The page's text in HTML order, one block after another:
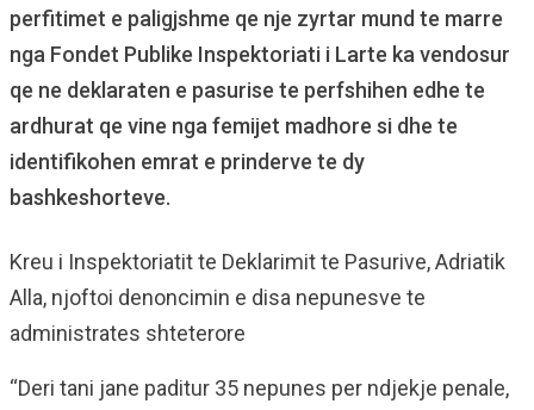
perfitimet e paligjshme qe nje zyrtar mund te marre
nga Fondet Publike Inspektoriati i Larte ka vendosur
qe ne deklaraten e pasurise te perfshihen edhe te
ardhurat qe vine nga femijet madhore si dhe te
identifikohen emrat e prinderve te dy
bashkeshorteve.
Kreu i Inspektoriatit te Deklarimit te Pasurive, Adriatik
Alla, njoftoi denoncimin e disa nepunesve te
administrates shteterore
“Deri tani jane paditur 35 nepunes per ndjekje penale,